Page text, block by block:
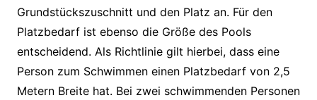
Grundstückszuschnitt und den Platz an. Für den
Platzbedarf ist ebenso die Größe des Pools
entscheidend. Als Richtlinie gilt hierbei, dass eine
Person zum Schwimmen einen Platzbedarf von 2,5
Metern Breite hat. Bei zwei schwimmenden Personen